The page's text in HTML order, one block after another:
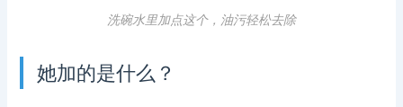
洗碗水里加点这个，油污轻松去除
她加的是什么？